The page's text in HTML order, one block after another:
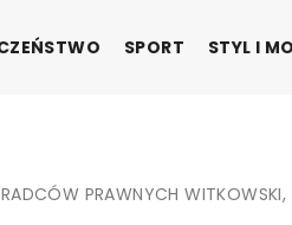
SPORT STYL I
PRAWNYCH WITKOWSKI,